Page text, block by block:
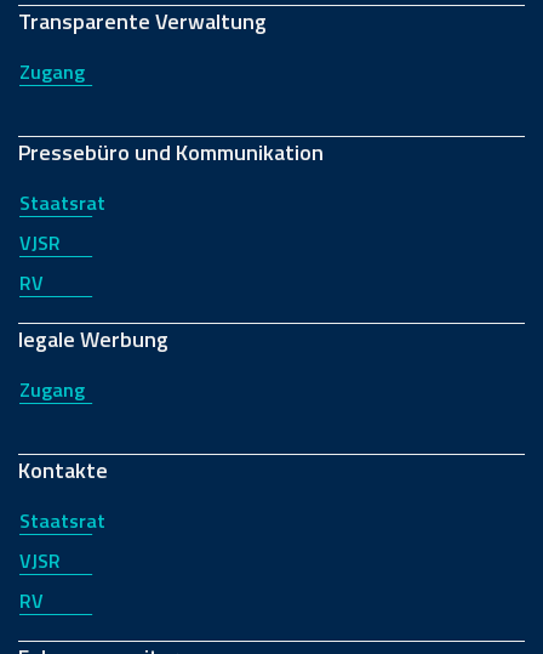
Transparente Verwaltung
Zugang
Pressebüro und Kommunikation
Staatsrat
VJSR
RV
legale Werbung
Zugang
Kontakte
Staatsrat
VJSR
RV